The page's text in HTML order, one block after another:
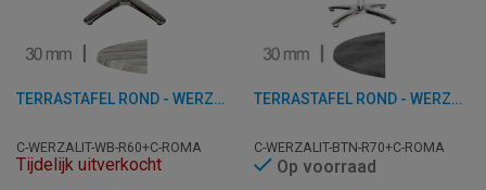
TERRASTAFEL ROND - WERZALIT WHITE BLOCK - 60 CM
C-WERZALIT-WB-R60+C-ROMA
Tijdelijk uitverkocht
TERRASTAFEL ROND - WERZALIT BETON - 70 CM
C-WERZALIT-BTN-R70+C-ROMA
Op voorraad